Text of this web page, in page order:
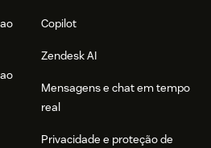
Copilot
Zendesk AI
Mensagens e chat em tempo
real
Privacidade e proteção de